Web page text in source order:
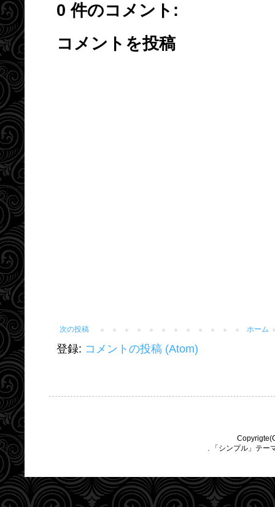
0 件のコメント:
コメントを投稿
次の投稿 ホーム
登録: コメントの投稿 (Atom)
. 「シンプル」テー